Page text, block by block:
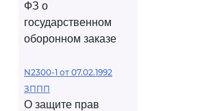
ФЗ о
государственном
оборонном заказе
N2300-1 от 07.02.1992
ЗППП
О защите прав